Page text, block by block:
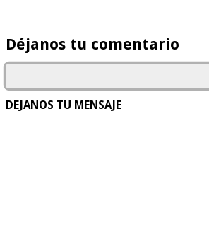
Déjanos tu comentario
DEJANOS TU MENSAJE